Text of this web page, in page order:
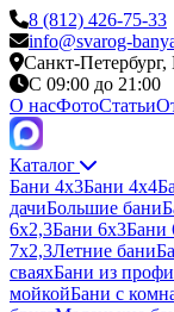
8 (812) 426-75-33
info@svarog-
Санкт-
C 09:00 до 21:00
О насФотоСтатьи
Каталог
Бани 4х3Бани 4х4
дачиБольшие бани
6х2,3Бани 6х3Бани
7х2,3Летние бани
сваяхБани из
мойкойБани с